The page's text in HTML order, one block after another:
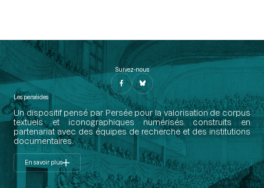
Suivez-nous
Les perséides
Un dispositif pensé par Persée pour la valorisation de corpus
textuels et iconographiques numérisés construits en
partenariat avec des équipes de recherche et des institutions
documentaires.
En savoir plus